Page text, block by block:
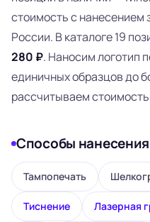
стоимость с нанесением
России. В каталоге 19
280 ₽. Наносим логотип
единичных образцов до
рассчитываем
Способы
Тампопечать
Тиснение Лазерная